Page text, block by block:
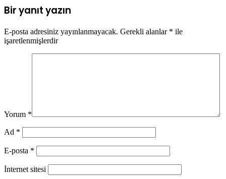
E-posta adresiniz yayınlanmayacak.
Ad*
E-posta
İnternet sitesi